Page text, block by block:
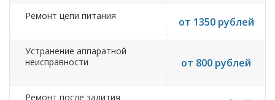
Ремонт цепи питания от 1350 рублей
Устранение аппаратной
неисправности
от 800 рублей
Ремонт после залития